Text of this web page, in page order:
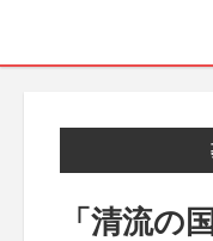
「清流の